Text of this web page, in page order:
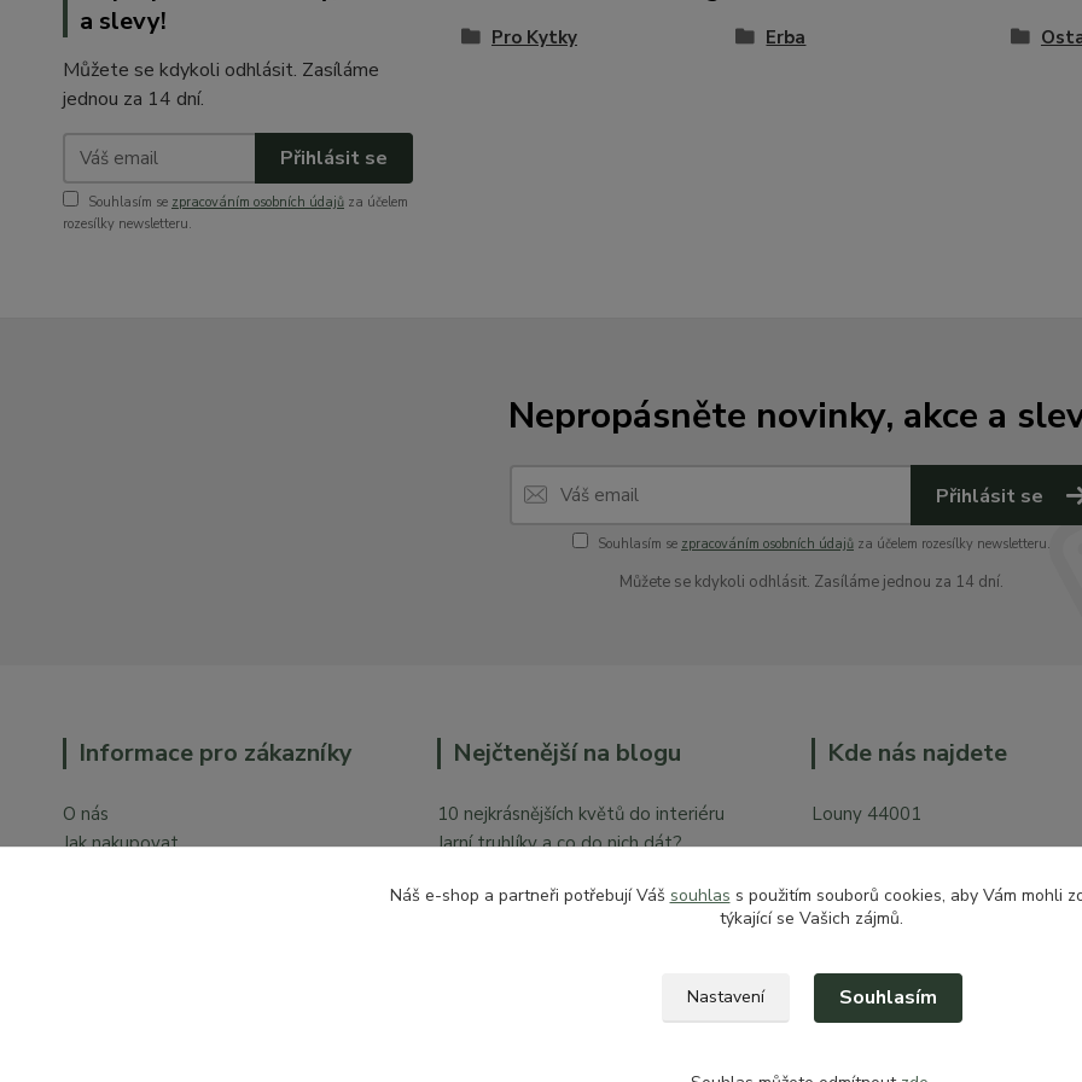
a slevy!
Můžete se kdykoli odhlásit. Zasíláme
jednou za 14 dní.
Přihlásit se
Souhlasím se zpracováním osobních údajů za účelem
rozesílky newsletteru.
Pro Kytky Erba
Nepropásněte novinky, akce a
Přihlásit se
Souhlasím se zpracováním osobních údajů za účelem rozesílky newsletteru.
Můžete se kdykoli odhlásit. Zasíláme jednou za 14 dní.
Informace pro zákazníky
O nás
Jak nakupovat
Nejčtenější na blogu
10 nejkrásnějších květů do interiéru
Jarní truhlíky a co do nich dát?
Kde nás najdete
Louny 44001
Vchod z České ulice prodejna pro
Náš e-shop a partneři potřebují Váš souhlas s použitím souborů cookies, aby Vám mohli
týkající se Vašich zájmů.
Nastavení Souhlasím